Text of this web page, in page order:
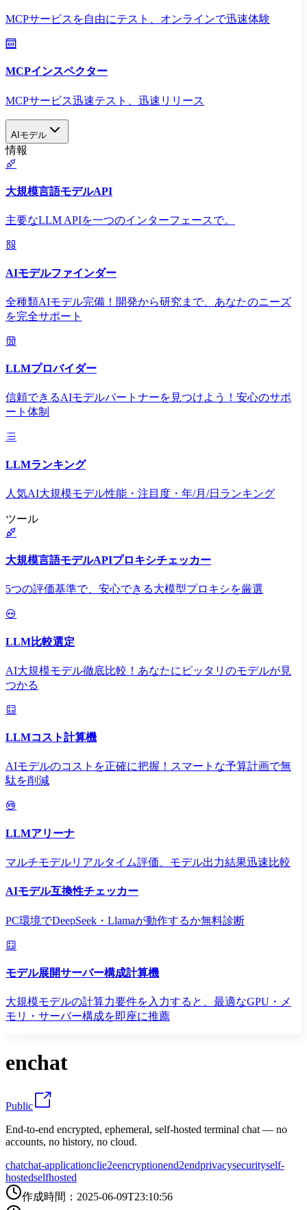
MCPサービスを自由にテスト、オンラインで迅速体験
MCPインスペクター
MCPサービス迅速テスト、迅速リリース
AIモデル
情報
大規模言語モデルAPI
主要なLLM APIを一つのインターフェースで。
AIモデルファインダー
全種類AIモデル完備！開発から研究まで、あなたのニーズ
を完全サポート
LLMプロバイダー
信頼できるAIモデルパートナーを見つけよう！安心のサポ
ート体制
LLMランキング
人気AI大規模モデル性能・注目度・年/月/日ランキング
ツール
大規模言語モデルAPIプロキシチェッカー
5つの評価基準で、安心できる大模型プロキシを厳選
LLM比較選定
AI大規模モデル徹底比較！あなたにピッタリのモデルが見
つかる
LLMコスト計算機
AIモデルのコストを正確に把握！スマートな予算計画で無
駄を削減
LLMアリーナ
マルチモデルリアルタイム評価、モデル出力結果迅速比較
AIモデル互換性チェッカー
PC環境でDeepSeek・Llamaが動作するか無料診断
モデル展開サーバー構成計算機
大規模モデルの計算力要件を入力すると、最適なGPU・メ
モリ・サーバー構成を即座に推薦
enchat
Public
End-to-end encrypted, ephemeral, self-hosted terminal chat — no
accounts, no history, no cloud.
chatchat-applicationclie2eencryptionend2endprivacysecurityself-
hostedselfhosted
作成時間 ： 2025-06-09T23:10:56